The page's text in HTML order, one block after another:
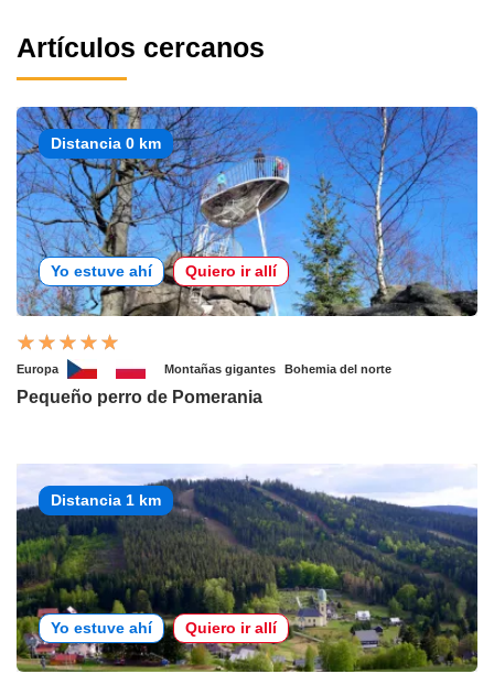
Artículos cercanos
Distancia 0 km
Yo estuve ahí Quiero ir allí
Europa Montañas gigantes Bohemia del norte
Pequeño perro de Pomerania
Distancia 1 km
Yo estuve ahí Quiero ir allí